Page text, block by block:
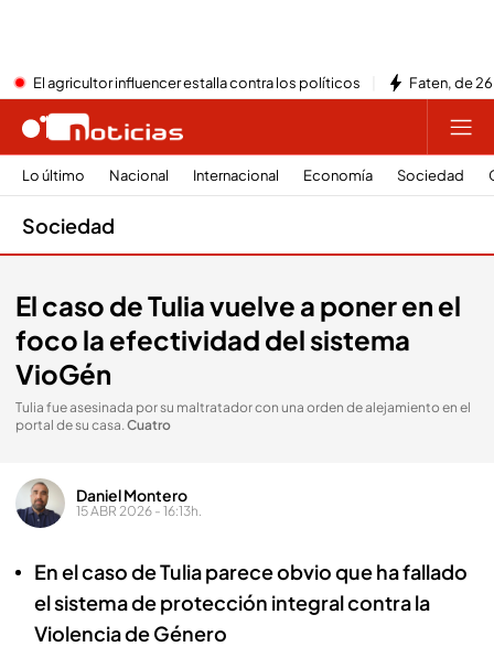
El agricultor influencer estalla contra los políticos Faten, de
Lo último Nacional Internacional Economía Sociedad
Sociedad
El caso de Tulia vuelve a poner en el
foco la efectividad del sistema
VioGén
Tulia fue asesinada por su maltratador con una orden de alejamiento en el
portal de su casa.Cuatro
Daniel Montero
15 ABR 2026 - 16:13h.
En el caso de Tulia parece obvio que ha fallado
el sistema de protección integral contra la
Violencia de Género